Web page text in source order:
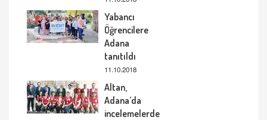
Yabancı
Öğrencilere
Adana
tanıtıldı
11.10.2018
Altan,
Adana’da
incelemelerde